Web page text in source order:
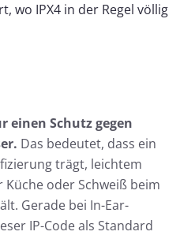
wo IPX4 in der Regel völlig
einen Schutz gegen
Das bedeutet, dass ein
trägt, leichtem
Küche oder Schweiß beim
Gerade bei In-Ear-
IP-Code als Standard